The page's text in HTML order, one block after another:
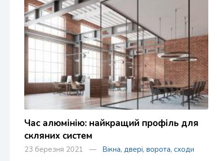
Час алюмінію: найкращий профіль для
скляних систем
23 березня 2021 — Вікна, двері, ворота, сходи